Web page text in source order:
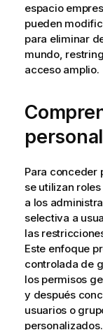
espacio
pueden
para eliminar
mundo,
acceso amplio.
Para conceder
se utilizan
a los
selectiva a
las
Este enfoque
controlada de
los permisos
y después
usuarios o
personalizados.